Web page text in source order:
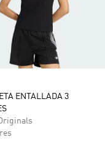
ENTALLADA 3